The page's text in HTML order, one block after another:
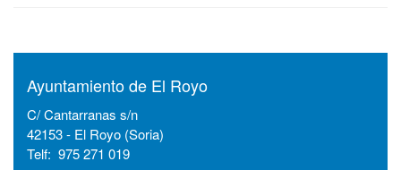
Ayuntamiento de El Royo
C/ Cantarranas s/n
42153 - El Royo (Soria)
Telf: 975 271 019